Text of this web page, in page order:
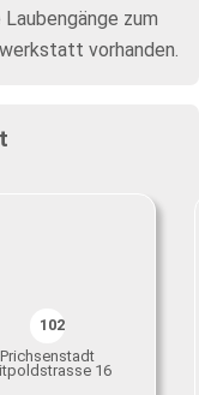
zum
vorhanden.
102
Prichsenstadt
16